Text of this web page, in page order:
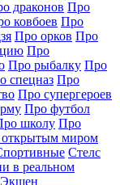
драконов Про
ковбоев Про
Про орков Про
Про
Про рыбалку Про
спецназ Про
Про супергероев
Про футбол
школу Про
миром
Стелс
в реальном
Экшен